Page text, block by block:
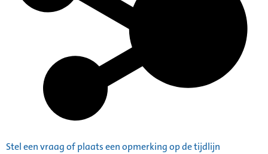
Stel een vraag of plaats een opmerking op de tijdlijn